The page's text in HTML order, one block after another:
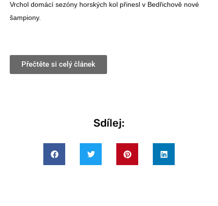
Vrchol domácí sezóny horských kol přinesl v Bedřichově nové
šampiony.
Přečtěte si celý článek
Sdílej: